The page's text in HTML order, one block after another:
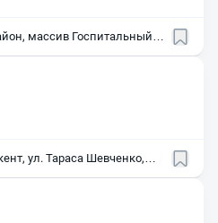
массив Госпитальный,
ул. Тараса Шевченко,